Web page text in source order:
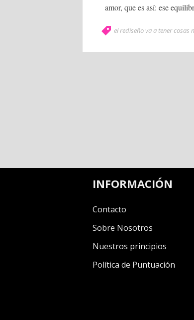
amor, que es así: ese
el rediseño va a tener cosas
INFORMACIÓN
Contacto
Sobre Nosotros
Nuestros principios
Política de Puntuación